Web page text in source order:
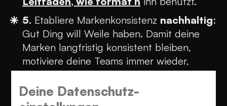
Deine Datenschutz­
5. Etabliere Markenkonsistenz nachhaltig:
Gut Ding will Weile haben. Damit deine
Marken langfristig konsistent bleiben,
motiviere deine Teams immer wieder,
regelmäßig ihren Content auf Konsistenz
zu überprüfen – bis sie zur DNA deiner
Marken- und Unternehmenskultur werden.